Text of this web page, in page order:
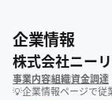
企業情報
株式会社ニー
事業内容組織資金調達
💡企業情報ページで従